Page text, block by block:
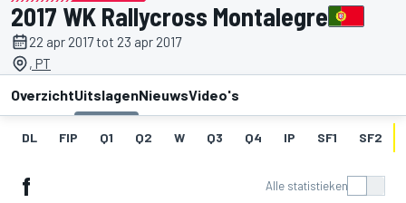
gepresenteerd door
2017 WK Rallycross Montalegre
22 apr 2017 tot 23 apr 2017
, PT
OverzichtUitslagenNieuwsVideo's
DL FIP Q1 Q2 W Q3 Q4 IP SF1 SF2
f Alle statistieken